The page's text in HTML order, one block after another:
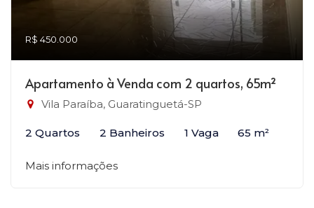
R$ 450.000
Apartamento à Venda com 2 quartos, 65m²
Vila Paraíba, Guaratinguetá-SP
2 Quartos 2 Banheiros 1 Vaga 65 m²
Mais informações